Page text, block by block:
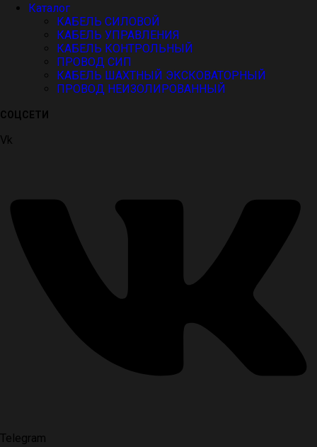
Каталог
КАБЕЛЬ СИЛОВОЙ
КАБЕЛЬ УПРАВЛЕНИЯ
КАБЕЛЬ КОНТРОЛЬНЫЙ
ПРОВОД СИП
КАБЕЛЬ ШАХТНЫЙ ЭКСКОВАТОРНЫЙ
ПРОВОД НЕИЗОЛИРОВАННЫЙ
СОЦСЕТИ
Vk
Telegram